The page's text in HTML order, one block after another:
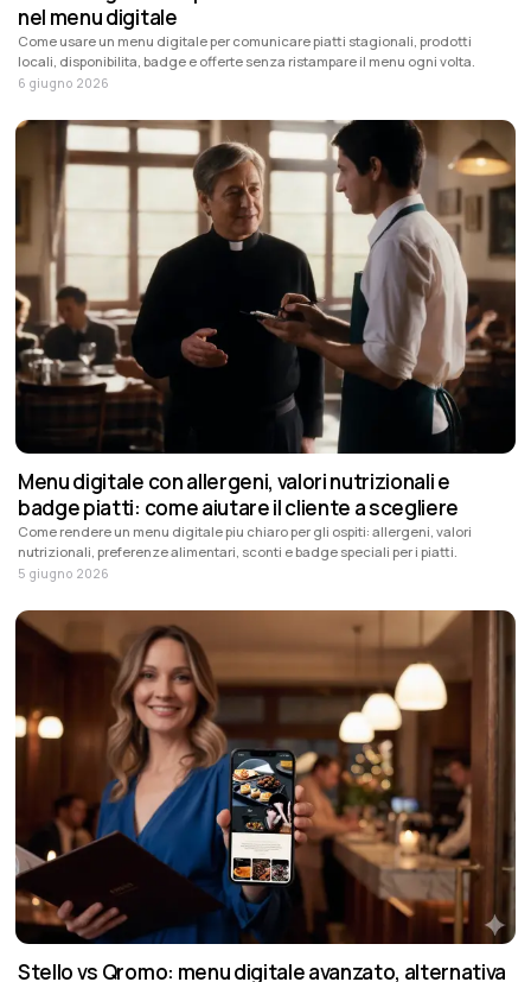
nel menu digitale
Come usare un menu digitale per comunicare piatti stagionali, prodotti
locali, disponibilita, badge e offerte senza ristampare il menu ogni volta.
6 giugno 2026
Menu digitale con allergeni, valori nutrizionali e
badge piatti: come aiutare il cliente a scegliere
Come rendere un menu digitale piu chiaro per gli ospiti: allergeni, valori
nutrizionali, preferenze alimentari, sconti e badge speciali per i piatti.
5 giugno 2026
Stello vs Qromo: menu digitale avanzato, alternativa